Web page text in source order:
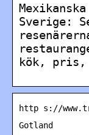
Sverige:
kök, pris,
http s://
Gotland